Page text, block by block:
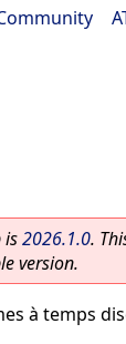
is2026.1.0.
version.
à temps